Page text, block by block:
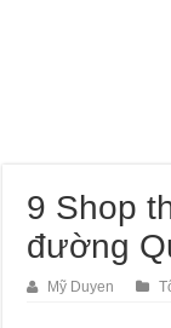
9 Shop
đường
Mỹ Duyen